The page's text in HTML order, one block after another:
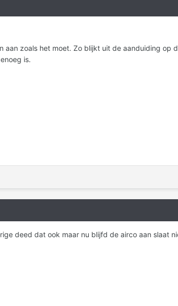
aan zoals het moet. Zo blijkt uit de aanduiding op
is.
deed dat ook maar nu blijfd de airco aan slaat